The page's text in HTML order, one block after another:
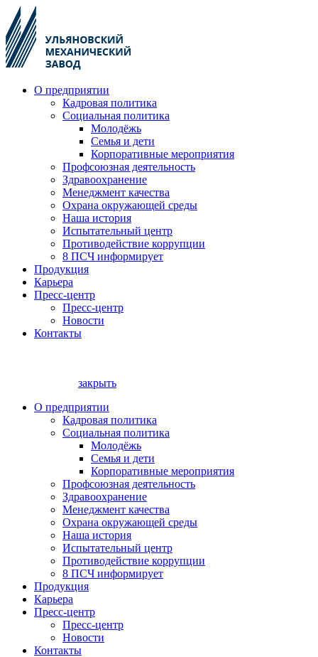
О предприятии
Кадровая политика
Социальная политика
Молодёжь
Семья и дети
Корпоративные мероприятия
Профсоюзная деятельность
Здравоохранение
Менеджмент качества
Охрана окружающей среды
Наша история
Испытательный центр
Противодействие коррупции
8 ПСЧ информирует
Продукция
Карьера
Пресс-центр
Пресс-центр
Новости
Контакты
закрыть
О предприятии
Кадровая политика
Социальная политика
Молодёжь
Семья и дети
Корпоративные мероприятия
Профсоюзная деятельность
Здравоохранение
Менеджмент качества
Охрана окружающей среды
Наша история
Испытательный центр
Противодействие коррупции
8 ПСЧ информирует
Продукция
Карьера
Пресс-центр
Пресс-центр
Новости
Контакты